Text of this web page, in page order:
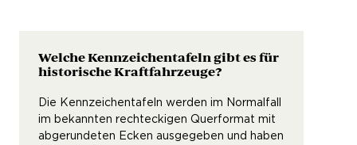
Welche Kennzeichentafeln gibt es für
historische Kraftfahrzeuge?
Die Kennzeichentafeln werden im Normalfall
im bekannten rechteckigen Querformat mit
abgerundeten Ecken ausgegeben und haben